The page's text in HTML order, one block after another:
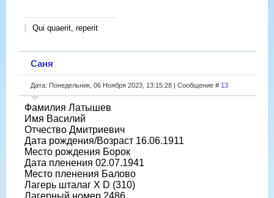
Qui quaerit, reperit
Саня
Дата: Понедельник, 06 Ноября 2023, 13:15:28 | Сообщение # 13
Фамилия Латышев
Имя Василий
Отчество Дмитриевич
Дата рождения/Возраст 16.06.1911
Место рождения Борок
Дата пленения 02.07.1941
Место пленения Балово
Лагерь шталаг X D (310)
Лагерный номер 2486